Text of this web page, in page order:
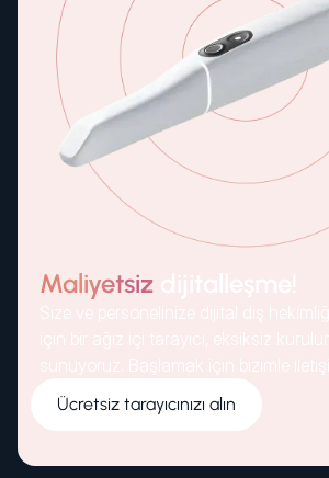
Maliyetsiz
Ücretsiz tarayıcınızı alın